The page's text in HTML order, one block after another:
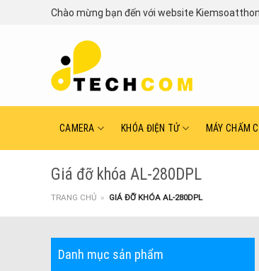
Chào mừng bạn đến với website
CAMERA KHÓA ĐIỆN TỬ MÁY CHẤM
Giá đỡ khóa AL-280DPL
TRANG CHỦ » GIÁ ĐỠ KHÓA AL-280DPL
Danh mục sản phẩm